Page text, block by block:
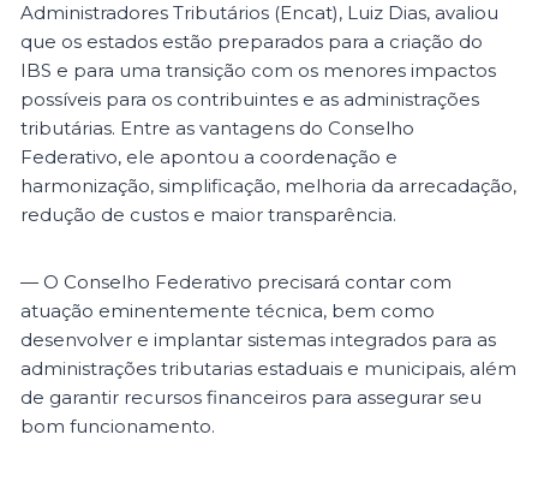
Administradores Tributários (Encat), Luiz Dias, avaliou
que os estados estão preparados para a criação do
IBS e para uma transição com os menores impactos
possíveis para os contribuintes e as administrações
tributárias. Entre as vantagens do Conselho
Federativo, ele apontou a coordenação e
harmonização, simplificação, melhoria da arrecadação,
redução de custos e maior transparência.
— O Conselho Federativo precisará contar com
atuação eminentemente técnica, bem como
desenvolver e implantar sistemas integrados para as
administrações tributarias estaduais e municipais, além
de garantir recursos financeiros para assegurar seu
bom funcionamento.